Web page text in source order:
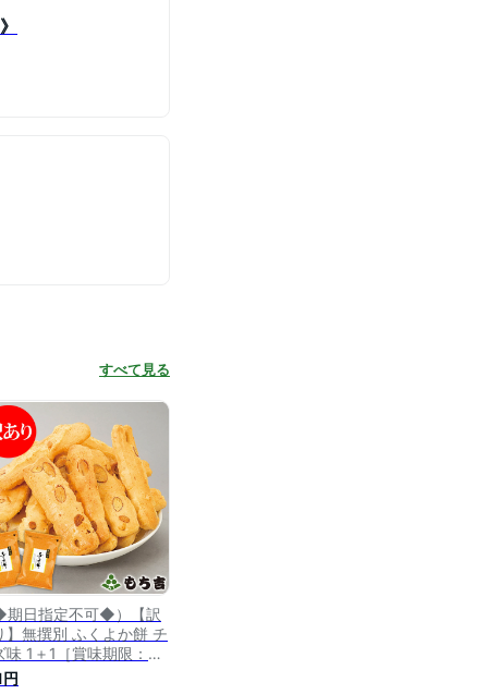
すべて見る
期日指定不可◆）【訳
】無撰別 ふくよか餅 チ
味 1＋1［賞味期限：
年7月16日］